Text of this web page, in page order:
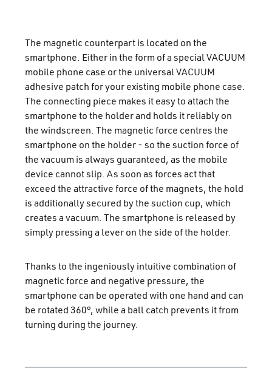
The magnetic counterpart is located on the
smartphone. Either in the form of a special VACUUM
mobile phone case or the universal VACUUM
adhesive patch for your existing mobile phone case.
The connecting piece makes it easy to attach the
smartphone to the holder and holds it reliably on
the windscreen. The magnetic force centres the
smartphone on the holder - so the suction force of
the vacuum is always guaranteed, as the mobile
device cannot slip. As soon as forces act that
exceed the attractive force of the magnets, the hold
is additionally secured by the suction cup, which
creates a vacuum. The smartphone is released by
simply pressing a lever on the side of the holder.
Thanks to the ingeniously intuitive combination of
magnetic force and negative pressure, the
smartphone can be operated with one hand and can
be rotated 360°, while a ball catch prevents it from
turning during the journey.